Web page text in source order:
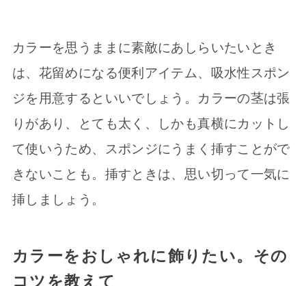
カラーを思うままに素敵にあしらいたいとき
は、花留めになる便利アイテム、吸水性スポン
ジを用意するといいでしょう。カラーの茎は張
りがあり、とても太く、しかも真横にカットし
て使いうため、スポンジにうまく挿すことがで
きないことも。挿すときは、思い切って一気に
挿しましょう。
カラーをおしゃれに飾りたい。その
コツを教えて